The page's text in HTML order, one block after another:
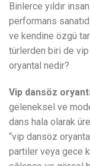
Binlerce yıldır
performans
ve kendine özgü
türlerden biri de
oryantal nedir?
Vip dansöz
geleneksel ve
dans hala olarak
“vip dansöz
partiler veya gece